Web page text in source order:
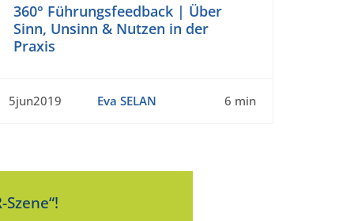
360° Führungsfeedback | Über
Sinn, Unsinn & Nutzen in der
Praxis
5jun2019 Eva SELAN 6 min